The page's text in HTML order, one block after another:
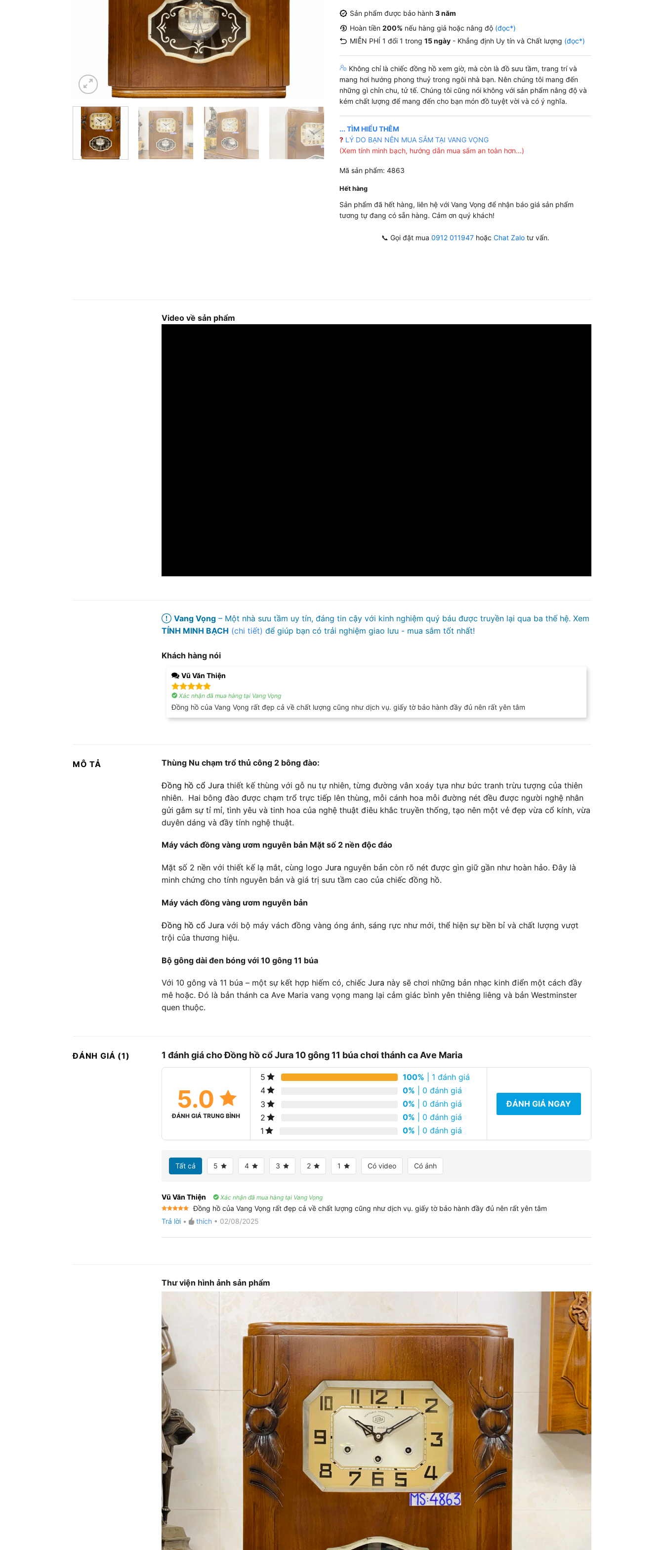
Sản phẩm được bảo hành 3 năm
Hoàn tiền 200% nếu hàng giả hoặc nâng độ (đọc*)
MIỄN PHÍ 1 đổi 1 trong 15 ngày - Khẳng định Uy tín và Chất lượng (đọc*)
Không chỉ là chiếc đồng hồ xem giờ, mà còn là đồ sưu tầm, trang trí và
mang hơi hướng phong thuỷ trong ngôi nhà bạn. Nên chúng tôi mang đến
những gì chỉn chu, tử tế. Chúng tôi cũng nói không với sản phẩm nâng độ và
kém chất lượng để mang đến cho bạn món đồ tuyệt vời và có ý nghĩa.
... TÌM HIỂU THÊM
? LÝ DO BẠN NÊN MUA SẮM TẠI VANG VỌNG
(Xem tính minh bạch, hướng dẫn mua sắm an toàn hơn...)
Mã sản phẩm: 4863
Hết hàng
Sản phẩm đã hết hàng, liên hệ với Vang Vọng để nhận báo giá sản phẩm
tương tự đang có sẵn hàng. Cảm ơn quý khách!
📞 Gọi đặt mua 0912 011947 hoặc Chat Zalo tư vấn.
Video về sản phẩm
Vang Vọng – Một nhà sưu tầm uy tín, đáng tin cậy với kinh nghiệm quý báu được truyền lại qua ba thế hệ. Xem
TÍNH MINH BẠCH (chi tiết) để giúp bạn có trải nghiệm giao lưu - mua sắm tốt nhất!
Khách hàng nói
Vũ Văn Thiện
Được xếp
hạng 55
Xác nhận đã mua hàng tại Vang Vọng
Đồng hồ của Vang Vọng rất đẹp cả về chất lượng cũng như dịch vụ. giấy tờ bảo hành đầy đủ nên rất yên tâm
MÔ TẢ Thùng Nu chạm trổ thủ công 2 bông đào:
Đồng hồ cổ Jura thiết kế thùng với gỗ nu tự nhiên, từng đường vân xoáy tựa như bức tranh trừu tượng của thiên
nhiên. Hai bông đào được chạm trổ trực tiếp lên thùng, mỗi cánh hoa mỗi đường nét đều được người nghệ nhân
gửi gắm sự tỉ mỉ, tình yêu và tinh hoa của nghệ thuật điêu khắc truyền thống, tạo nên một vẻ đẹp vừa cổ kính, vừa
duyên dáng và đầy tính nghệ thuật.
Máy vách đồng vàng ươm nguyên bản Mặt số 2 nền độc đáo
Mặt số 2 nền với thiết kế lạ mắt, cùng logo Jura nguyên bản còn rõ nét được gìn giữ gần như hoàn hảo. Đây là
minh chứng cho tính nguyên bản và giá trị sưu tầm cao của chiếc đồng hồ.
Máy vách đồng vàng ươm nguyên bản
Đồng hồ cổ Jura với bộ máy vách đồng vàng óng ánh, sáng rực như mới, thể hiện sự bền bỉ và chất lượng vượt
trội của thương hiệu.
Bộ gông dài đen bóng với 10 gông 11 búa
Với 10 gông và 11 búa – một sự kết hợp hiếm có, chiếc Jura này sẽ chơi những bản nhạc kinh điển một cách đầy
mê hoặc. Đó là bản thánh ca Ave Maria vang vọng mang lại cảm giác bình yên thiêng liêng và bản Westminster
quen thuộc.
ĐÁNH GIÁ (1) 1 đánh giá choĐồng hồ cổ Jura 10 gông 11 búa chơi thánh ca Ave Maria
5.0
ĐÁNH GIÁ TRUNG BÌNH
5 100% | 1 đánh giá
4
0% | 0 đánh giá
3
0% | 0 đánh giá
2
0% | 0 đánh giá
1
0% | 0 đánh giá
ĐÁNH GIÁ NGAY
Tất cả 5 4 3 2 1 Có video Có ảnh
Vũ Văn Thiện Xác nhận đã mua hàng tại Vang Vọng
hạng55
Đồng hồ của Vang Vọng rất đẹp cả về chất lượng cũng như dịch vụ. giấy tờ bảo hành đầy đủ nên rất yên tâm
Trả lời • thích • 02/08/2025
Thư viện hình ảnh sản phẩm